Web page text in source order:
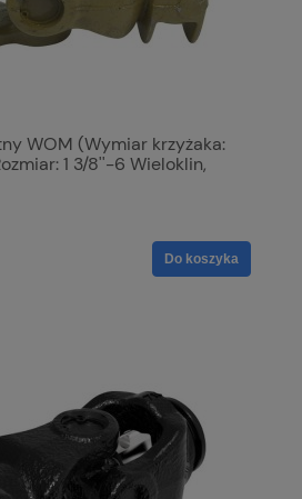
WOM (Wymiar krzyżaka:
1 3/8''-6 Wieloklin,
Do koszyka